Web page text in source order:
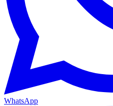
WhatsApp